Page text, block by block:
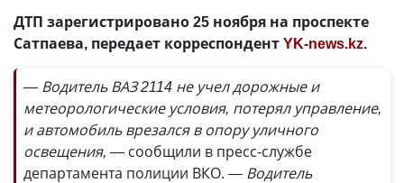
ДТП зарегистрировано 25 ноября на проспекте
Сатпаева, передает корреспондентYK-news.kz.
— Водитель ВАЗ 2114 не учел дорожные и
метеорологические условия, потерял управление,
и автомобиль врезался в опору уличного
освещения, — сообщили в пресс-службе
департамента полиции ВКО. — Водитель